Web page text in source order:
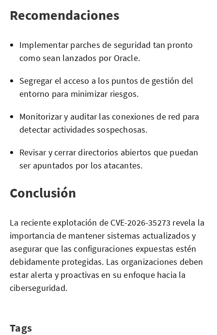
Recomendaciones
Implementar parches de seguridad tan pronto
como sean lanzados por Oracle.
Segregar el acceso a los puntos de gestión del
entorno para minimizar riesgos.
Monitorizar y auditar las conexiones de red para
detectar actividades sospechosas.
Revisar y cerrar directorios abiertos que puedan
ser apuntados por los atacantes.
Conclusión
La reciente explotación de CVE-2026-35273 revela la
importancia de mantener sistemas actualizados y
asegurar que las configuraciones expuestas estén
debidamente protegidas. Las organizaciones deben
estar alerta y proactivas en su enfoque hacia la
ciberseguridad.
Tags